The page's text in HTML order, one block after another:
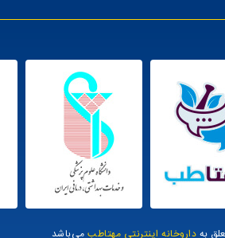
به داروخانه اینترنتی مهتاطب می‌باشد